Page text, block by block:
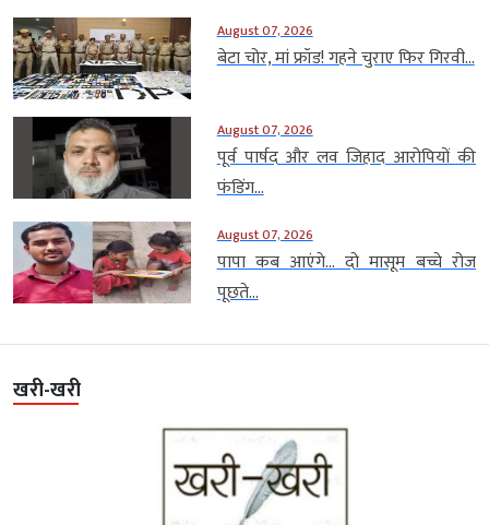
August 07, 2026
बेटा चोर, मां फ्रॉड! गहने चुराए फिर गिरवी...
August 07, 2026
पूर्व पार्षद और लव जिहाद आरोपियों की
फंडिंग...
August 07, 2026
पापा कब आएंगे… दो मासूम बच्चे रोज
पूछते...
खरी-खरी